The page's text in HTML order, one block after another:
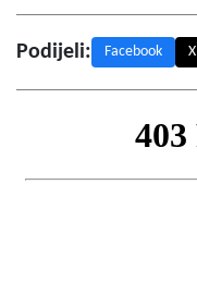
Podijeli: Facebook X